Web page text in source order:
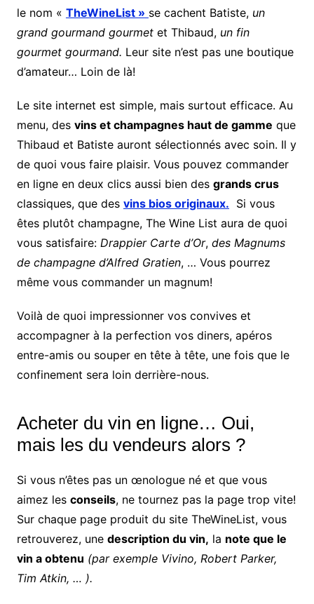
le nom « TheWineList » se cachent Batiste, un
grand gourmand gourmetet Thibaud, un fin
gourmet gourmand. Leur site n’est pas une boutique
d’amateur… Loin de là!
Le site internet est simple, mais surtout efficace. Au
menu, des vins et champagnes haut de gamme que
Thibaud et Batiste auront sélectionnés avec soin. Il y
de quoi vous faire plaisir. Vous pouvez commander
en ligne en deux clics aussi bien des grands crus
classiques, que des vins bios originaux. Si vous
êtes plutôt champagne, The Wine List aura de quoi
vous satisfaire: Drappier Carte d’Or, des Magnums
de champagne d’Alfred Gratien, … Vous pourrez
même vous commander un magnum!
Voilà de quoi impressionner vos convives et
accompagner à la perfection vos diners, apéros
entre-amis ou souper en tête à tête, une fois que le
confinement sera loin derrière-nous.
Acheter du vin en ligne… Oui,
mais les du vendeurs alors ?
Si vous n’êtes pas un œnologue né et que vous
aimez les conseils, ne tournez pas la page trop vite!
Sur chaque page produit du site TheWineList, vous
retrouverez, une description du vin, la note que le
vin a obtenu (par exemple Vivino, Robert Parker,
Tim Atkin, … ).